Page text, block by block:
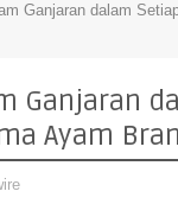
Ganjaran dalam
Ganjaran
Ayam